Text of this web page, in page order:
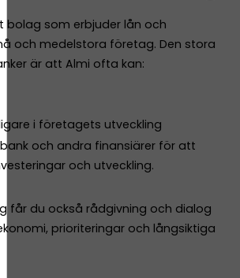
bolag som erbjuder lån och
och medelstora företag. Den stora
är att Almi ofta kan:
i företagets utveckling
och andra finansiärer för att
och utveckling.
får du också rådgivning och dialog
prioriteringar och långsiktiga